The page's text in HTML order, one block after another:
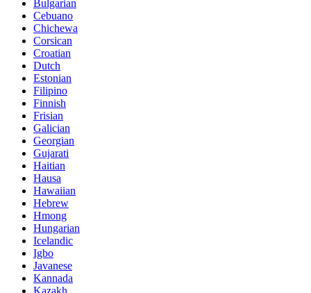
Bulgarian
Cebuano
Chichewa
Corsican
Croatian
Dutch
Estonian
Filipino
Finnish
Frisian
Galician
Georgian
Gujarati
Haitian
Hausa
Hawaiian
Hebrew
Hmong
Hungarian
Icelandic
Igbo
Javanese
Kannada